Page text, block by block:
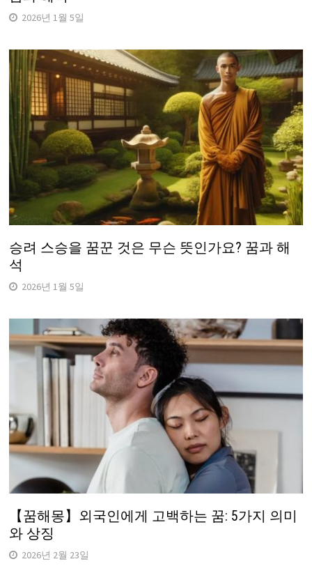
2026년 1월 5일
승려 스승을 꿈꾼 것은 무슨 뜻인가요? 꿈과 해
석
2026년 1월 5일
【꿈해몽】외국인에게 고백하는 꿈: 5가지 의미
와 상징
2026년 2월 23일